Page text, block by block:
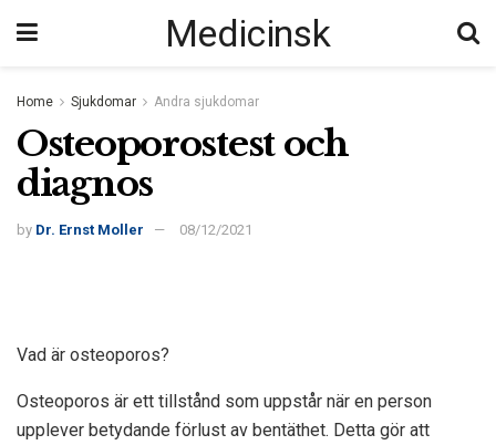
Medicinsk
Home Sjukdomar Andra sjukdomar
Osteoporostest och
diagnos
by Dr. Ernst Moller 08/12/2021
Vad är osteoporos?
Osteoporos är ett tillstånd som uppstår när en person
upplever betydande förlust av bentäthet. Detta gör att